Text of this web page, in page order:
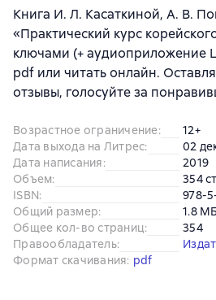
Книга И. Л. Касаткиной, А. В.
«Практический курс
ключами (+ аудиоприложение
pdf или читать онлайн.
отзывы, голосуйте за
Возрастное ограничение:
12+
Дата выхода на Литрес:
02
Дата написания:
2019
Объем:
354
ISBN:
978-
Общий размер:
1.8 МБ
Общее кол-во страниц:
354
Правообладатель:
Формат скачивания: pdf